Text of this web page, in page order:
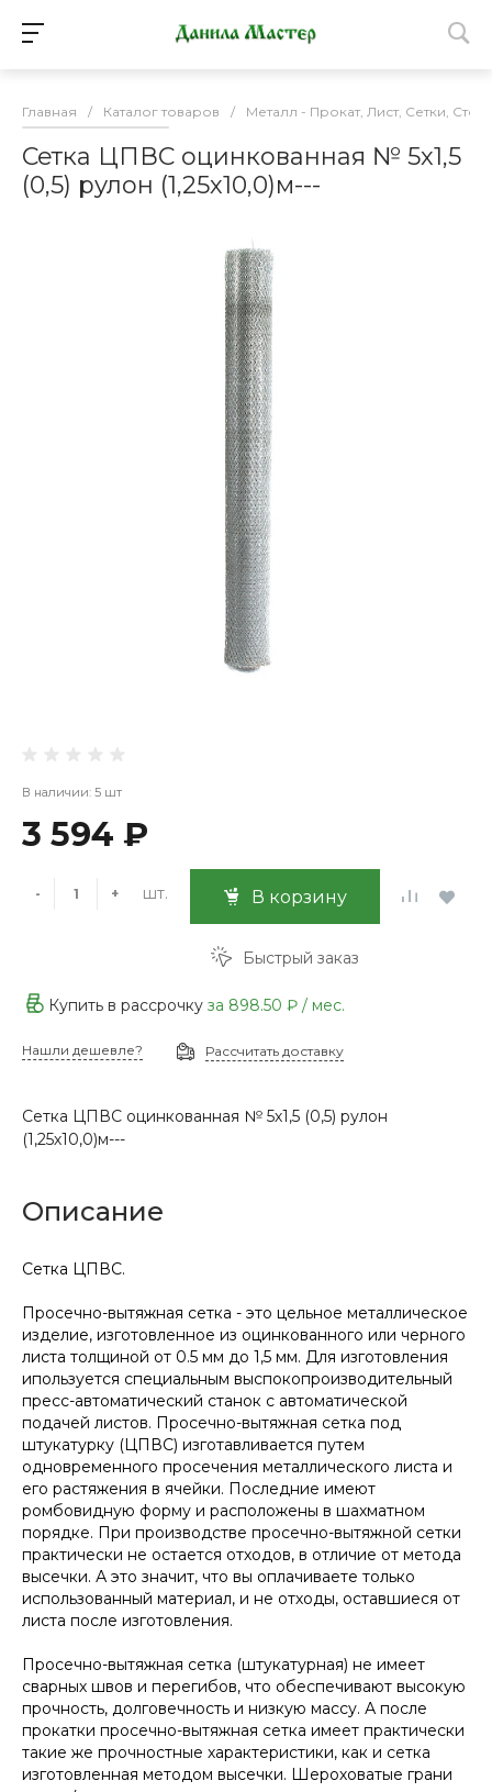
Главная / Каталог товаров / Металл - Прокат, Лист, Сетки,
Сетка ЦПВС оцинкованная № 5х1,5
(0,5) рулон (1,25х10,0)м---
В наличии: 5 шт
3 594 ₽
- + шт. В корзину
Быстрый заказ
Купить в рассрочку за 898.50 ₽ / мес.
Нашли дешевле? Рассчитать доставку
Сетка ЦПВС оцинкованная № 5х1,5 (0,5) рулон
(1,25х10,0)м---
Описание
Сетка ЦПВС.
Просечно-вытяжная сетка - это цельное металлическое
изделие, изготовленное из оцинкованного или черного
листа толщиной от 0.5 мм до 1,5 мм. Для изготовления
ипользуется специальным выспокопроизводительный
пресс-автоматический станок с автоматической
подачей листов. Просечно-вытяжная сетка под
штукатурку (ЦПВС) изготавливается путем
одновременного просечения металлического листа и
его растяжения в ячейки. Последние имеют
ромбовидную форму и расположены в шахматном
порядке. При производстве просечно-вытяжной сетки
практически не остается отходов, в отличие от метода
высечки. А это значит, что вы оплачиваете только
использованный материал, и не отходы, оставшиеся от
листа после изготовления.
Просечно-вытяжная сетка (штукатурная) не имеет
сварных швов и перегибов, что обеспечивают высокую
прочность, долговечность и низкую массу. А после
прокатки просечно-вытяжная сетка имеет практически
такие же прочностные характеристики, как и сетка
изготовленная методом высечки. Шероховатые грани